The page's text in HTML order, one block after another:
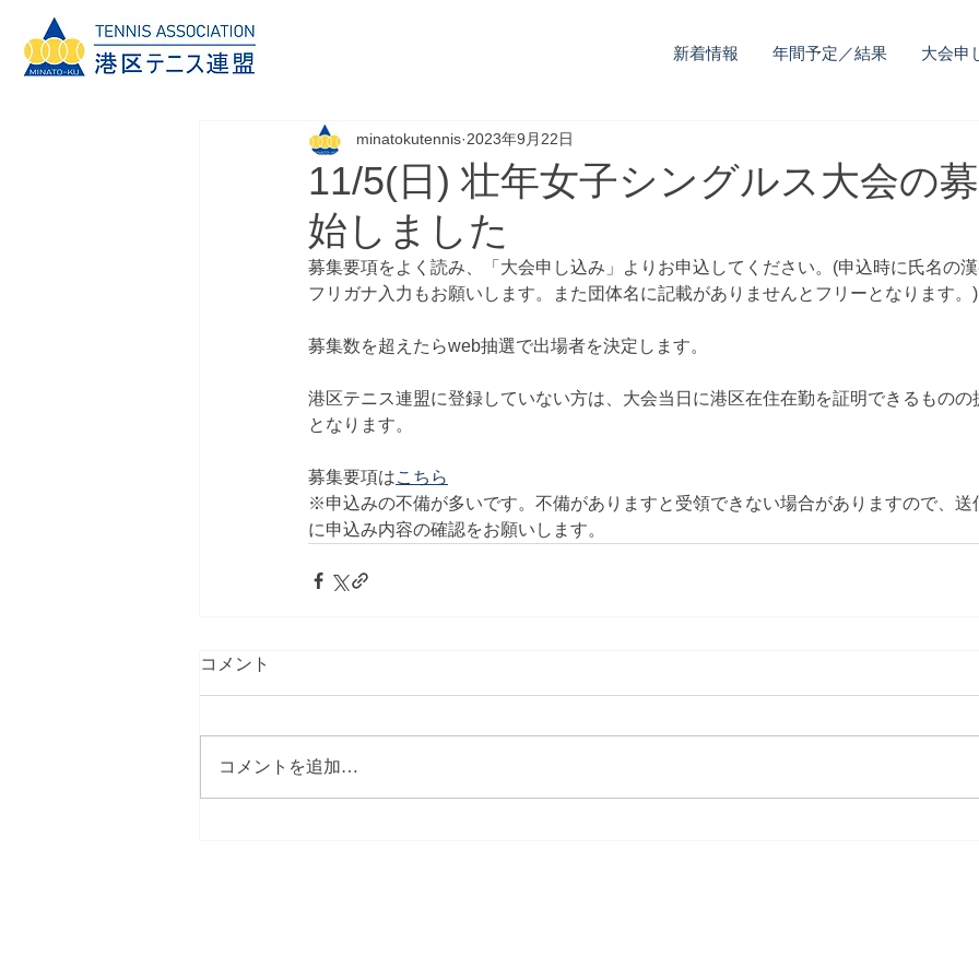
新着情報 年間予定／結果 大会申
11/5(日) 壮年女子シングルス大会の
始しました
minatokutennis 2023年9月22日
募集要項をよく読み、「大会申し込み」よりお申込してください。 (申込時に氏名の
フリガナ入力もお願いします。また団体名に記載がありませんとフリーとなります。)
募集数を超えたらweb抽選で出場者を決定します。
港区テニス連盟に登録していない方は、大会当日に港区在住在勤を証明できるものの
となります。
募集要項はこちら
※申込みの不備が多いです。不備がありますと受領できない場合がありますので、送
に申込み内容の確認をお願いします。
コメント
コメントを追加…